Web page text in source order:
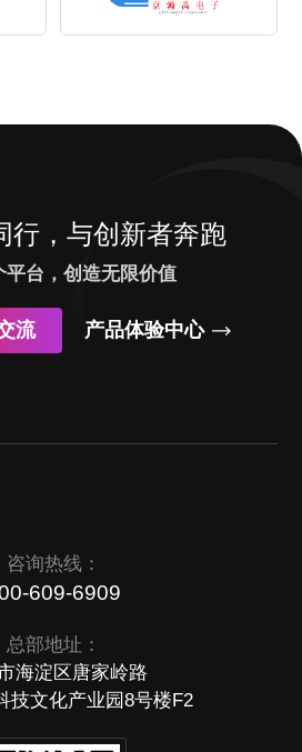
行，与创新者奔跑
平台，创造无限价值
流 产品体验中心
咨询热线：
609-6909
总部地址：
海淀区唐家岭路
技文化产业园8号楼F2